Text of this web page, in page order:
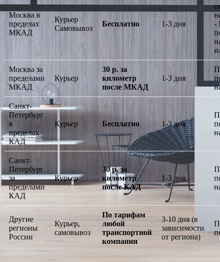
Москва в
пределах
МКАД
Курьер
Самовывоз
Бесплатно 1-3 дня
-
Москва за
пределами
МКАД
Курьер
30 р. за
километр
после МКАД
1-3 дня
Санкт-
Петербург
в
пределах
КАД
Курьер Бесплатно 1-3 дня
Санкт-
Петербург
за
пределами
КАД
Курьер
30 р. за
километр
после КАД
1-3 дня
Другие
регионы
России
Курьер,
самовывоз
По тарифам
любой
транспортной
компании
3-10 дня (в
зависимости
от региона)